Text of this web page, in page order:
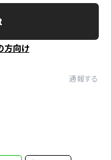
方向け
通報する